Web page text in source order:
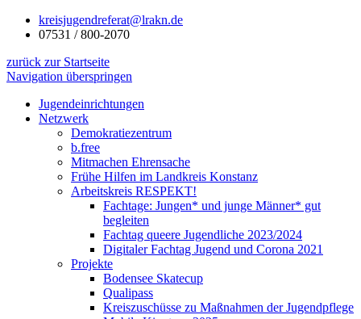
kreisjugendreferat@lrakn.de
07531 / 800-2070
zurück zur Startseite
Navigation überspringen
Jugendeinrichtungen
Netzwerk
Demokratiezentrum
b.free
Mitmachen Ehrensache
Frühe Hilfen im Landkreis Konstanz
Arbeitskreis RESPEKT!
Fachtage: Jungen* und junge Männer* gut
begleiten
Fachtag queere Jugendliche 2023/2024
Digitaler Fachtag Jugend und Corona 2021
Projekte
Bodensee Skatecup
Qualipass
Kreiszuschüsse zu Maßnahmen der Jugendpflege